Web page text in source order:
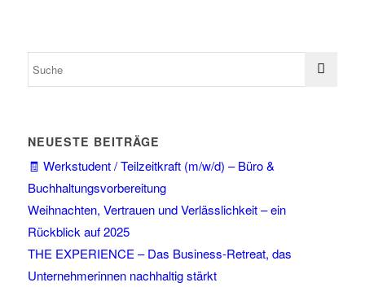
NEUESTE BEITRÄGE
🧾 Werkstudent / Teilzeitkraft (m/w/d) – Büro &
Buchhaltungsvorbereitung
Weihnachten, Vertrauen und Verlässlichkeit – ein
Rückblick auf 2025
THE EXPERIENCE – Das Business-Retreat, das
Unternehmerinnen nachhaltig stärkt